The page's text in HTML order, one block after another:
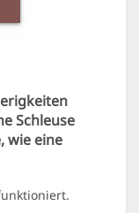
Schleuse
wie eine